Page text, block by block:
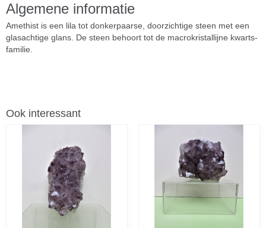
Algemene informatie
Amethist is een lila tot donkerpaarse, doorzichtige steen met een
glasachtige glans. De steen behoort tot de macrokristallijne kwarts-
familie.
Ook interessant